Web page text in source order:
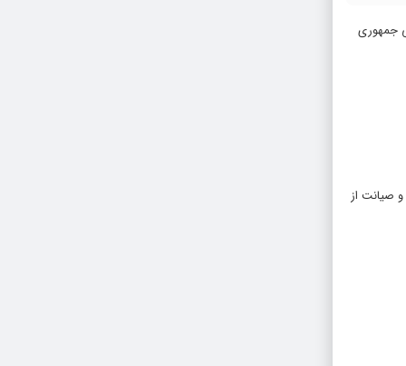
جمهوری
صیانت از